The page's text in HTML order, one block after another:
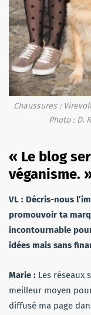
Chaussures :
Photo : D.
« Le blog
véganisme.
VL : Décris-nous
promouvoir ta
incontournable
idées mais sans
Marie : Les réseaux
meilleur moyen
diffusé ma page